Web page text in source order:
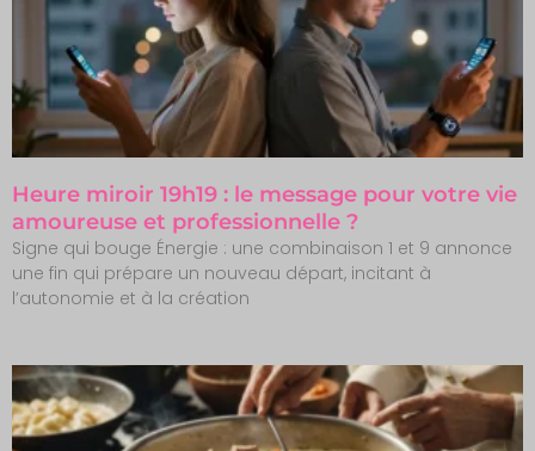
Heure miroir 19h19 : le message pour votre vie
amoureuse et professionnelle ?
Signe qui bouge Énergie : une combinaison 1 et 9 annonce
une fin qui prépare un nouveau départ, incitant à
l’autonomie et à la création